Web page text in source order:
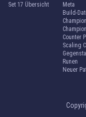
Set 17 Übersicht
Meta
Build-
Counter
Scaling
Runen
Neuer